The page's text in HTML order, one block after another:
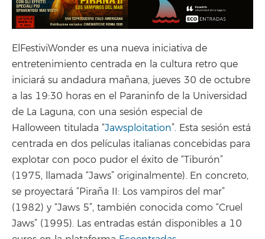
ElFestiviWonder es una nueva iniciativa de
entretenimiento centrada en la cultura retro que
iniciará su andadura mañana, jueves 30 de octubre
a las 19:30 horas en el Paraninfo de la Universidad
de La Laguna, con una sesión especial de
Halloween titulada “Jawsploitation”. Esta sesión está
centrada en dos películas italianas concebidas para
explotar con poco pudor el éxito de “Tiburón”
(1975, llamada “Jaws” originalmente). En concreto,
se proyectará “Piraña II: Los vampiros del mar”
(1982) y “Jaws 5”, también conocida como “Cruel
Jaws” (1995). Las entradas están disponibles a 10